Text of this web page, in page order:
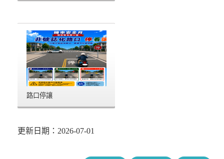
路口停讓
更新日期：2026-07-01